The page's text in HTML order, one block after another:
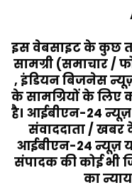
इस वेबसाइट के कुछ
सामग्री (समाचार /
, इंडियन बिजनेस
के सामग्रियों के लिए
है। आईबीएन-24 न्यूज़
संवाददाता / खबर
आईबीएन-24 न्यूज़
संपादक की कोई भी
का न्याय